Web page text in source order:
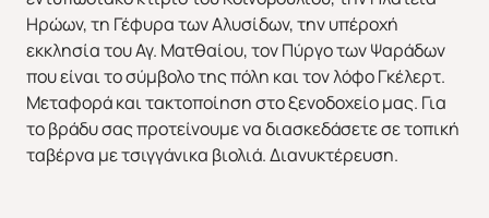
ΑΣΙΑ ΑΦΡΙΚΗ
Ηρώων, τη Γέφυρα των Αλυσίδων, την υπέροχή
εκκλησία του Αγ. Ματθαίου, τον Πύργο των Ψαράδων
που είναι το σύμβολο της πόλη και τον λόφο Γκέλερτ.
Μεταφορά και τακτοποίηση στο ξενοδοχείο μας. Για
το βράδυ σας προτείνουμε να διασκεδάσετε σε τοπική
ταβέρνα με τσιγγάνικα βιολιά. Διανυκτέρευση.